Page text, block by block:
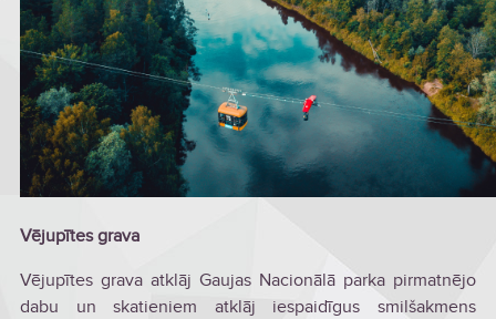
Vējupītes grava
Vējupītes grava atklāj Gaujas Nacionālā parka pirmatnējo
dabu un skatieniem atklāj iespaidīgus smilšakmens